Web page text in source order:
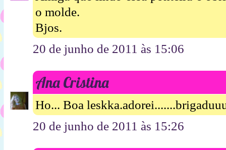
o molde.
Bjos.
20 de junho de 2011 às 15:06
Ana Cristina
Ho... Boa
20 de junho de 2011 às 15:26